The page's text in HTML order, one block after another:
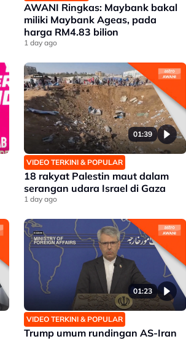
AWANI Ringkas: Maybank bakal
miliki Maybank Ageas, pada
harga RM4.83 bilion
1 day ago
01:39
VIDEO TERKINI & POPULAR
18 rakyat Palestin maut dalam
serangan udara Israel di Gaza
1 day ago
01:23
VIDEO TERKINI & POPULAR
Trump umum rundingan AS-Iran